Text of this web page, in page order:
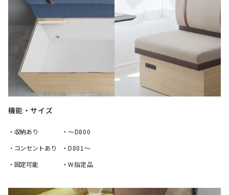
機能・サイズ
・収納あり
・コンセントあり
・固定可能
・～D800
・D801～
・W指定品